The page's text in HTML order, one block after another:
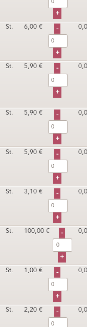
St. 6,00€
St. 5,90€
St. 5,90€
St. 5,90€
St. 3,10€
St. 100,00€
St. 1,00€
St. 2,20€